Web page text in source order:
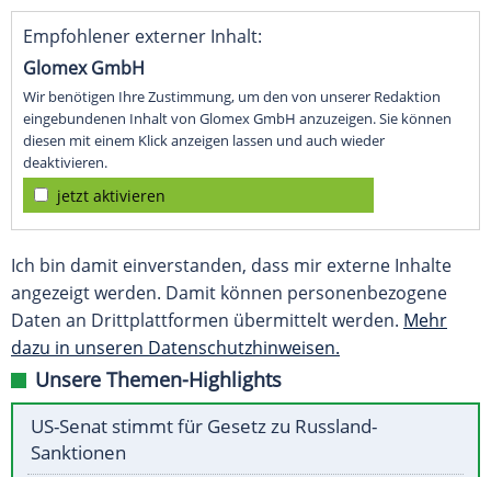
Empfohlener externer Inhalt:
Glomex GmbH
Wir benötigen Ihre Zustimmung, um den von unserer Redaktion
eingebundenen Inhalt von Glomex GmbH anzuzeigen. Sie können
diesen mit einem Klick anzeigen lassen und auch wieder
deaktivieren.
jetzt aktivieren
Ich bin damit einverstanden, dass mir externe Inhalte
angezeigt werden. Damit können personenbezogene
Daten an Drittplattformen übermittelt werden. Mehr
dazu in unseren Datenschutzhinweisen.
Unsere Themen-Highlights
US-Senat stimmt für Gesetz zu Russland-
Sanktionen